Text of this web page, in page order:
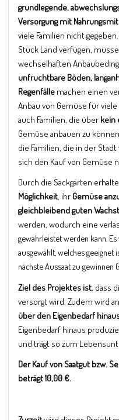
grundlegende,
Versorgung mit
viele Familien nicht
Stück Land verfügen,
wechselhaften
unfruchtbare Böden,
Regenfälle machen einen
Anbau von Gemüse für
auch Familien, die über kein
Gemüse anbauen zu
die Familien, die in der
sich den Kauf von Gemüse
Durch die Sackgärten
Möglichkeit, ihr Gemüse
gleichbleibend guten
werden, wodurch eine
gewährleistet werden kann.
ausgewählt, welches
nächste Aussaat zu gewinnen
Ziel des Projektes ist , dass
versorgt wird. Zudem wird
über den Eigenbedarf
Eigenbedarf hinaus
und trägt so zum
Der Kauf von Saatgut bzw.
beträgt 10,00 €.